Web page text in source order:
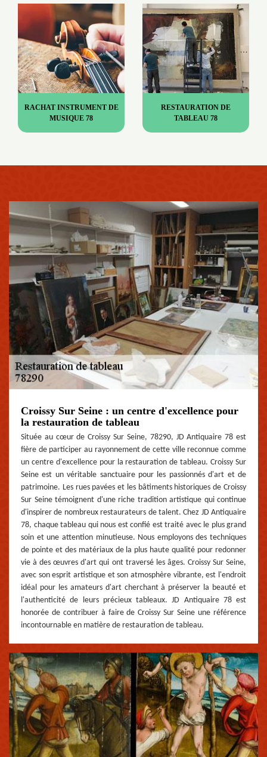
RACHAT INSTRUMENT DE
MUSIQUE 78
RESTAURATION DE
TABLEAU 78
Croissy Sur Seine : un centre d'excellence pour
la restauration de tableau
Située au cœur de Croissy Sur Seine, 78290, JD Antiquaire 78 est
fière de participer au rayonnement de cette ville reconnue comme
un centre d'excellence pour la restauration de tableau. Croissy Sur
Seine est un véritable sanctuaire pour les passionnés d'art et de
patrimoine. Les rues pavées et les bâtiments historiques de Croissy
Sur Seine témoignent d'une riche tradition artistique qui continue
d'inspirer de nombreux restaurateurs de talent. Chez JD Antiquaire
78, chaque tableau qui nous est confié est traité avec le plus grand
soin et une attention minutieuse. Nous employons des techniques
de pointe et des matériaux de la plus haute qualité pour redonner
vie à des œuvres d'art qui ont traversé les âges. Croissy Sur Seine,
avec son esprit artistique et son atmosphère vibrante, est l'endroit
idéal pour les amateurs d'art cherchant à préserver la beauté et
l'authenticité de leurs précieux tableaux. JD Antiquaire 78 est
honorée de contribuer à faire de Croissy Sur Seine une référence
incontournable en matière de restauration de tableau.